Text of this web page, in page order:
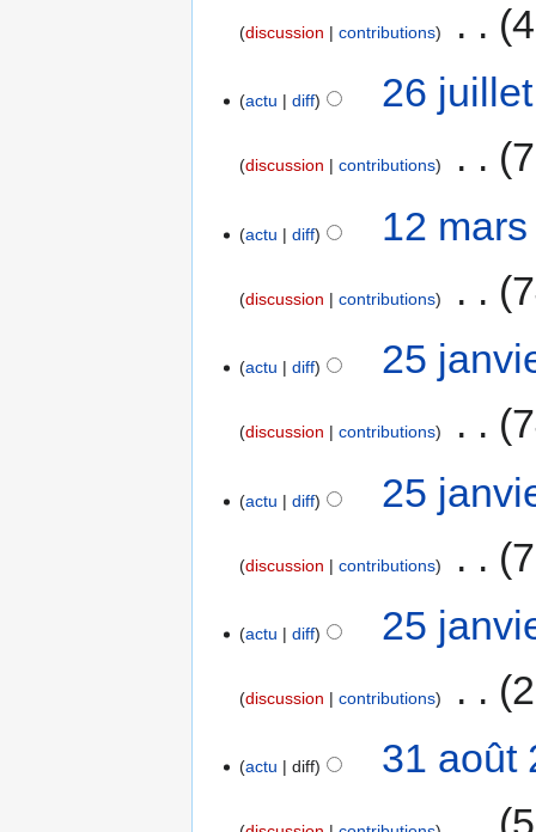
discussion contributions
actu diff 26
discussion contributions
actu diff 12
discussion contributions
actu diff 25
discussion contributions
actu diff 25
discussion contributions
actu diff 25
discussion contributions
actu diff 31 août